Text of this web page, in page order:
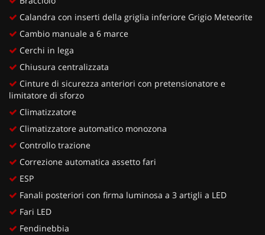
Calandra con inserti della griglia inferiore Grigio Meteorite
Cambio manuale a 6 marce
Cerchi in lega
Chiusura centralizzata
Cinture di sicurezza anteriori con pretensionatore e
limitatore di sforzo
Climatizzatore
Climatizzatore automatico monozona
Controllo trazione
Correzione automatica assetto fari
ESP
Fanali posteriori con firma luminosa a 3 artigli a LED
Fari LED
Fendinebbia